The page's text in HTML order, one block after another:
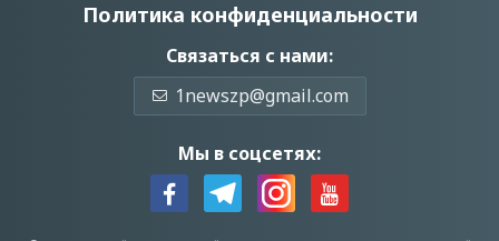
Политика конфиденциальности
Связаться с нами:
1newszp@gmail.com
Мы в соцсетях: